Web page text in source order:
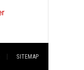
SITEMAP